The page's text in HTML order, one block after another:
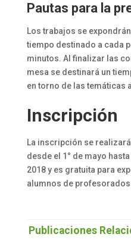
Pautas para la
Los trabajos se
tiempo destinado a cada
minutos. Al finalizar las
mesa se destinará un
en torno de las temáticas
Inscripción
La inscripción se
desde el 1° de mayo
2018 y es gratuita para
alumnos de
Publicaciones